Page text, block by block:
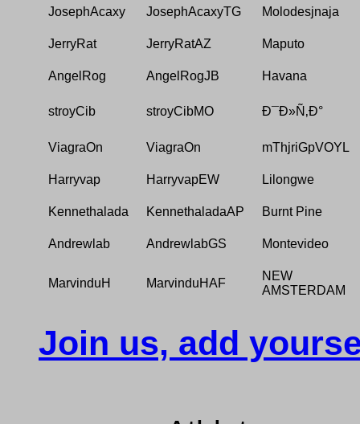
JosephAcaxy JosephAcaxyTG Molodesjnaja
JerryRat JerryRatAZ Maputo
AngelRog AngelRogJB Havana
stroyCib stroyCibMO Ð¯Ð»Ñ‚Ð°
ViagraOn ViagraOn mThjriGpVOYL
Harryvap HarryvapEW Lilongwe
Kennethalada KennethaladaAP Burnt Pine
Andrewlab AndrewlabGS Montevideo
MarvinduH MarvinduHAF
NEW
AMSTERDAM
Join us, add